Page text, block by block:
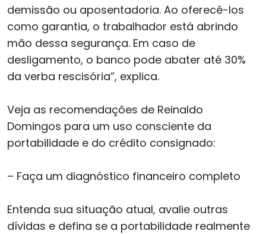
demissão ou aposentadoria. Ao oferecê-los
como garantia, o trabalhador está abrindo
mão dessa segurança. Em caso de
desligamento, o banco pode abater até 30%
da verba rescisória”, explica.
Veja as recomendações de Reinaldo
Domingos para um uso consciente da
portabilidade e do crédito consignado:
– Faça um diagnóstico financeiro completo
Entenda sua situação atual, avalie outras
dívidas e defina se a portabilidade realmente